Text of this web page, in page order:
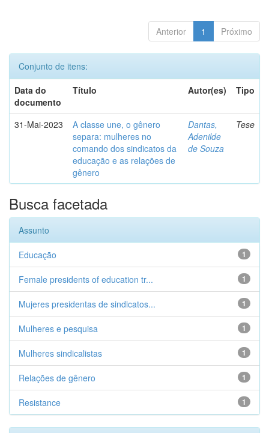
Anterior 1 Próximo
Conjunto de itens:
Data do
documento
Título Autor(es) Tipo
31-Mai-2023
A classe une, o gênero
separa: mulheres no
comando dos sindicatos da
educação e as relações de
gênero
Dantas,
Adenilde
de Souza
Tese
Busca facetada
Assunto
1
Educação
1
Female presidents of education tr...
1
Mujeres presidentas de sindicatos...
1
Mulheres e pesquisa
1
Mulheres sindicalistas
1
Relações de gênero
1
Resistance